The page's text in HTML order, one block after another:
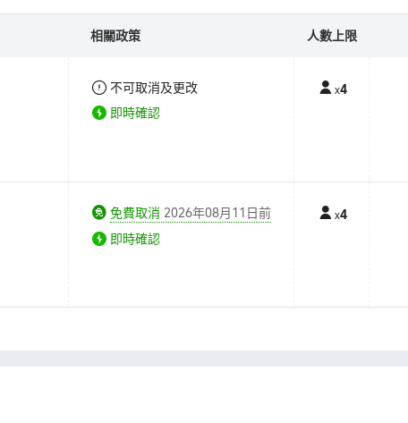
相關政策 人數上限
不可取消及更改
即時確認
x4
免費取消 2026年08月11日前
即時確認
x4